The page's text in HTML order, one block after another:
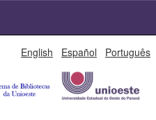
English Español Português